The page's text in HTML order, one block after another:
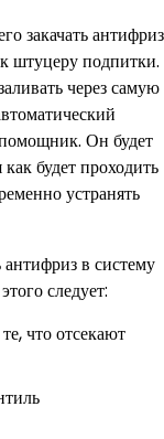
закачать антифриз
штуцеру подпитки.
через самую
Он будет
будет проходить
устранять
в систему
следует:
что отсекают